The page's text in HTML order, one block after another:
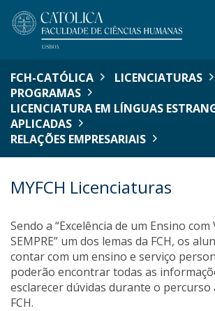
FCH-CATÓLICA
LICENCIATURAS
PROGRAMAS
LICENCIATURA EM LÍNGUAS
APLICADAS
RELAÇÕES EMPRESARIAIS
MYFCH Licenciaturas
Sendo a “Excelência de um Ensino com
SEMPRE” um dos lemas da FCH, os
contar com um ensino e serviço
poderão encontrar todas as
esclarecer dúvidas durante o percurso
FCH.